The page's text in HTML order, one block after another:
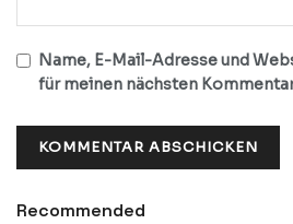
Name, E-Mail-Adresse und
für meinen nächsten
Recommended